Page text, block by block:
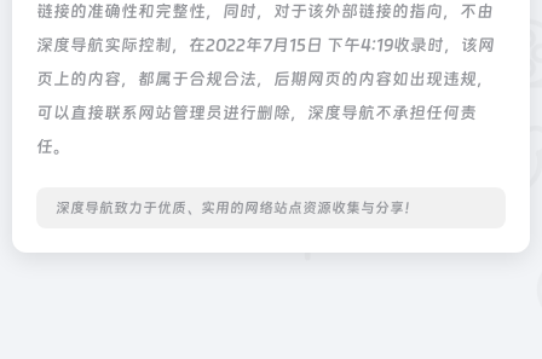
链接的准确性和完整性，同时，对于该外部链接的指向，不由
深度导航实际控制，在2022年7月15日 下午4:19收录时，该网
页上的内容，都属于合规合法，后期网页的内容如出现违规，
可以直接联系网站管理员进行删除，深度导航不承担任何责
任。
深度导航致力于优质、实用的网络站点资源收集与分享！